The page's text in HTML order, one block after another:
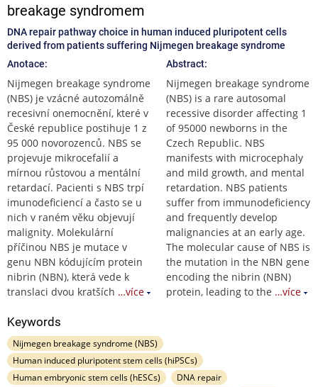
breakage syndromem
DNA repair pathway choice in human induced pluripotent cells
derived from patients suffering Nijmegen breakage syndrome
Anotace:
Nijmegen breakage syndrome
(NBS) je vzácné autozomálně
recesivní onemocnění, které v
České republice postihuje 1 z
95 000 novorozenců. NBS se
projevuje mikrocefalií a
mírnou růstovou a mentální
retardací. Pacienti s NBS trpí
imunodeficiencí a často se u
nich v raném věku objevují
malignity. Molekulární
příčinou NBS je mutace v
genu NBN kódujícím protein
nibrin (NBN), která vede k
translaci dvou kratších …více
Abstract:
Nijmegen breakage syndrome
(NBS) is a rare autosomal
recessive disorder affecting 1
of 95000 newborns in the
Czech Republic. NBS
manifests with microcephaly
and mild growth, and mental
retardation. NBS patients
suffer from immunodeficiency
and frequently develop
malignancies at an early age.
The molecular cause of NBS is
the mutation in the NBN gene
encoding the nibrin (NBN)
protein, leading to the …více
Keywords
Nijmegen breakage syndrome (NBS)
Human induced pluripotent stem cells (hiPSCs)
Human embryonic stem cells (hESCs)
DNA repair